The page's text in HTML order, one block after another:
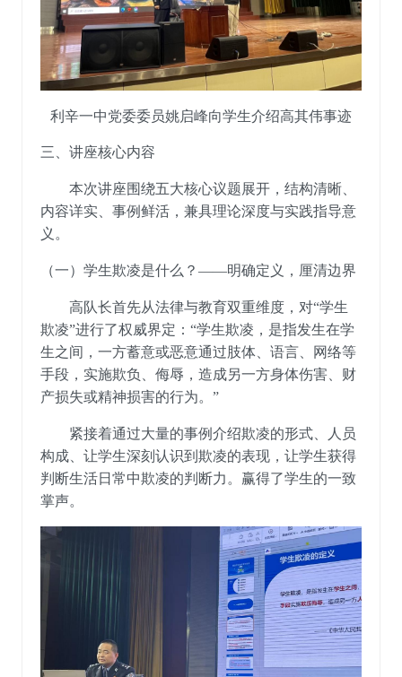
利辛一中党委委员姚启峰向学生介绍高其伟事迹
三、讲座核心内容
本次讲座围绕五大核心议题展开，结构清晰、
内容详实、 事例鲜活，兼具理论深度与实践指导意
义。
（一）学生欺凌是什么？ ——明确定义，厘清边界
高队长首先从法律与教育双重维度，对“学生
欺凌”进行了权威界定：“学生欺凌，是指发生在学
生之间，一方蓄意或恶意通过肢体、语言、网络等
手段，实施欺负、侮辱，造成另一方身体伤害、财
产损失或精神损害的行为。”
紧接着通过大量的事例介绍欺凌的形式、人员
构成、让学生深刻认识到欺凌的表现，让学生获得
判断生活日常中欺凌的判断力。赢得了学生的一致
掌声。